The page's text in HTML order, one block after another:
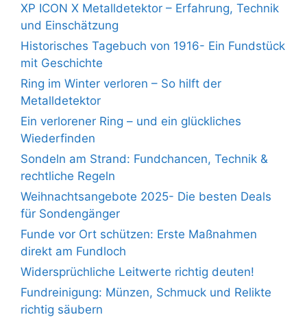
XP ICON X Metalldetektor – Erfahrung, Technik
und Einschätzung
Historisches Tagebuch von 1916- Ein Fundstück
mit Geschichte
Ring im Winter verloren – So hilft der
Metalldetektor
Ein verlorener Ring – und ein glückliches
Wiederfinden
Sondeln am Strand: Fundchancen, Technik &
rechtliche Regeln
Weihnachtsangebote 2025- Die besten Deals
für Sondengänger
Funde vor Ort schützen: Erste Maßnahmen
direkt am Fundloch
Widersprüchliche Leitwerte richtig deuten!
Fundreinigung: Münzen, Schmuck und Relikte
richtig säubern